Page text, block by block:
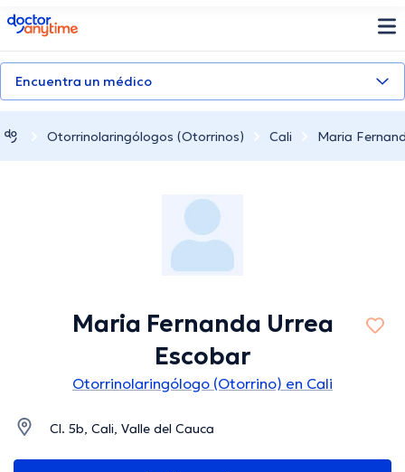
doctoranytime
Encuentra un médico
Otorrinolaringólogos (Otorrinos) Cali Maria
Maria Fernanda Urrea
Escobar
Otorrinolaringólogo (Otorrino) en Cali
Cl. 5b, Cali, Valle del Cauca